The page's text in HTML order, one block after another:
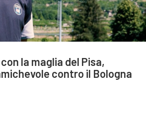
la maglia del Pisa,
contro il Bologna